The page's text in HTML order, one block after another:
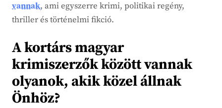
vannak, ami egyszerre krimi, politikai regény,
thriller és történelmi fikció.
A kortárs magyar
krimiszerzők között vannak
olyanok, akik közel állnak
Önhöz?